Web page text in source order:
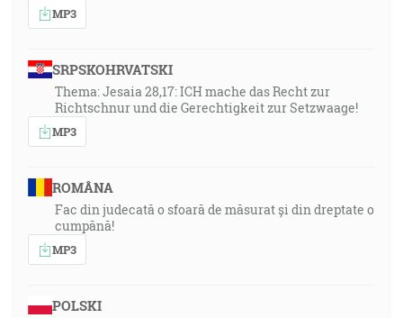
MP3
SRPSKOHRVATSKI
Thema: Jesaia 28,17: ICH mache das Recht zur
Richtschnur und die Gerechtigkeit zur Setzwaage!
MP3
ROMÂNA
Fac din judecată o sfoară de măsurat și din dreptate o
cumpănă!
MP3
POLSKI